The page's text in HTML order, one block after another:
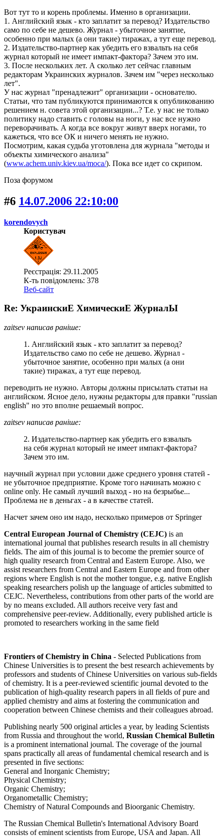
Вот тут то и корень проблемы. Именно в организации.
1. Английский язык - кто заплатит за перевод? Издательство
само по себе не дешево. Журнал - убыточное занятие,
особенно при малых (а они такие) тиражах, а тут еще перевод.
2. Издательство-партнер как убедить его взвальть на себя
журнал который не имеет импакт-фактора? Зачем это им.
3. После нескольких лет. А сколько лет сейчас главным
редакторам Украинских журналов. Зачем им "через несколько
лет".
У нас журнал "пренадлежит" организации - основателю.
Статьи, что там публикуются принимаются к опубликованию
решением н. совета этой организации...? Т.е. у нас не только
политику надо ставить с головы на ноги, у нас все нужно
переворачивать. А когда все вокруг живут вверх ногами, то
кажеться, что все ОК и ничего менять не нужно.
Посмотрим, какая судьба уготовлена для журнала "методы и
объекты химического анализа"
(www.achem.univ.kiev.ua/moca/). Пока все идет со скрипом.
Поза форумом
#6 14.07.2006 22:10:00
korendovych
Користувач
Реєстрація: 29.11.2005
К-ть повідомлень: 378
Веб-сайт
Re: УкраинскиЕ ХимическиЕ ЖурналЫ
zaitsev написав раніше:
1. Английский язык - кто заплатит за перевод?
Издательство само по себе не дешево. Журнал -
убыточное занятие, особенно при малых (а они
такие) тиражах, а тут еще перевод.
переводить не нужно. Авторы должны присылать статьи на
английском. Ясное дело, нужны редакторы для правки "russian
english" но это вполне решаемый вопрос.
zaitsev написав раніше:
2. Издательство-партнер как убедить его взвальть
на себя журнал который не имеет импакт-фактора?
Зачем это им.
научный журнал при условии даже среднего уровня статей -
не убыточное предприятие. Кроме того начинать можно с
online only. Не самый лучший выход - но на безрыбье...
Проблема не в деньгах - а в качестве статей.
Насчет зачем оно им надо, несколько примеров от Springer
Central European Journal of Chemistry (CEJC) is an
international journal that publishes research results in all chemistry
fields. The aim of this journal is to become the premier source of
high quality research from Central and Eastern Europe. Also, we
assist researchers from Central and Eastern Europe and from other
regions where English is not the mother tongue, e.g. native English
speaking researchers polish up the language of articles submitted to
CEJC. Nevertheless, contributions from other parts of the world are
by no means excluded. All authors receive very fast and
comprehensive peer-review. Additionally, every published article is
promoted to researchers working in the same field
Frontiers of Chemistry in China - Selected Publications from
Chinese Universities is to present the best research achievements by
professors and students of Chinese Universities on various sub-fields
of chemistry. It is a peer-reviewed scientific journal devoted to the
publication of high-quality research papers in all fields of pure and
applied chemistry and aims at fostering the communication and
cooperation between Chinese chemists and their colleagues abroad.
Publishing nearly 500 original articles a year, by leading Scientists
from Russia and throughout the world, Russian Chemical Bulletin
is a prominent international journal. The coverage of the journal
spans practically all areas of fundamental chemical research and is
presented in five sections:
General and Inorganic Chemistry;
Physical Chemistry;
Organic Chemistry;
Organometallic Chemistry;
Chemistry of Natural Compounds and Bioorganic Chemistry.
The Russian Chemical Bulletin's International Advisory Board
consists of eminent scientists from Europe, USA and Japan. All